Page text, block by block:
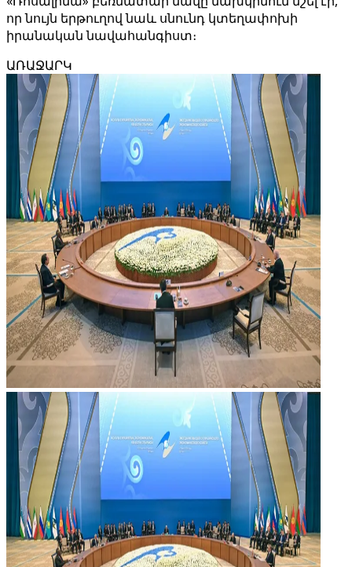
որ նույն երթուղով նաև սնունդ կտեղափոխի
իրանական նավահանգիստ։
ԱՌԱՋԱՐԿ